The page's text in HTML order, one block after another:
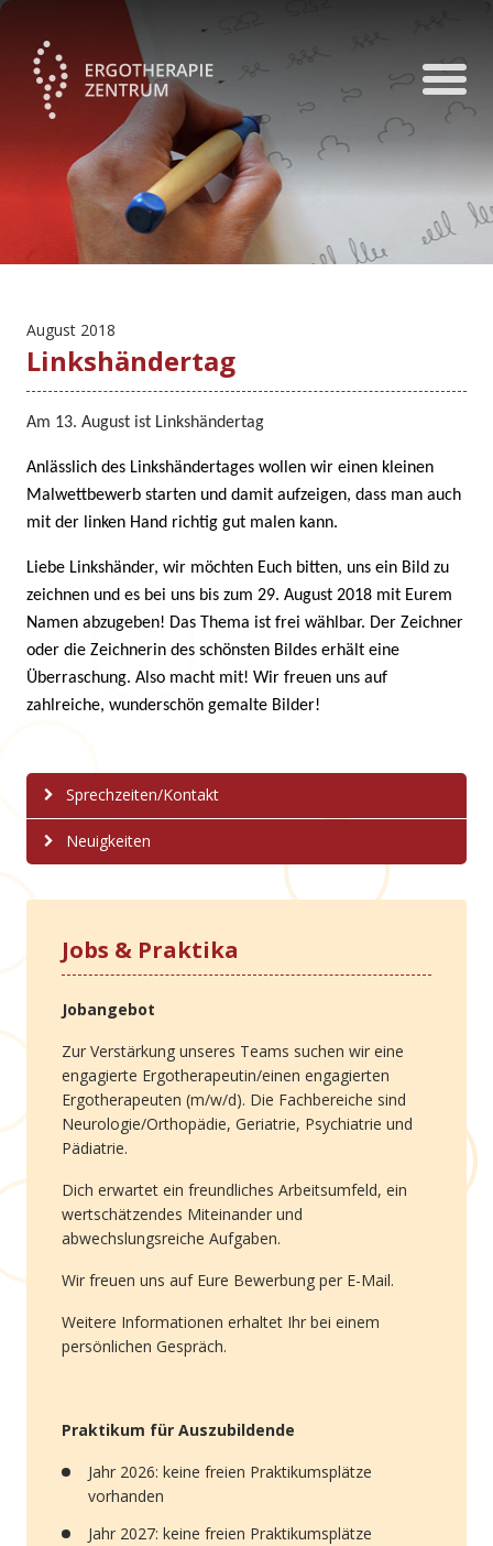
August 2018
Linkshändertag
Am 13. August ist Linkshändertag
Anlässlich des Linkshändertages wollen wir einen kleinen
Malwettbewerb starten und damit aufzeigen, dass man auch
mit der linken Hand richtig gut malen kann.
Liebe Linkshänder, wir möchten Euch bitten, uns ein Bild zu
zeichnen und es bei uns bis zum 29. August 2018 mit Eurem
Namen abzugeben! Das Thema ist frei wählbar. Der Zeichner
oder die Zeichnerin des schönsten Bildes erhält eine
Überraschung. Also macht mit! Wir freuen uns auf
zahlreiche, wunderschön gemalte Bilder!
Sprechzeiten/Kontakt
Neuigkeiten
Jobs & Praktika
Jobangebot
Zur Verstärkung unseres Teams suchen wir eine
engagierte Ergotherapeutin/einen engagierten
Ergotherapeuten (m/w/d). Die Fachbereiche sind
Neurologie/Orthopädie, Geriatrie, Psychiatrie und
Pädiatrie.
Dich erwartet ein freundliches Arbeitsumfeld, ein
wertschätzendes Miteinander und
abwechslungsreiche Aufgaben.
Wir freuen uns auf Eure Bewerbung per E-Mail.
Weitere Informationen erhaltet Ihr bei einem
persönlichen Gespräch.
Praktikum für Auszubildende
Jahr 2026: keine freien Praktikumsplätze
vorhanden
Jahr 2027: keine freien Praktikumsplätze